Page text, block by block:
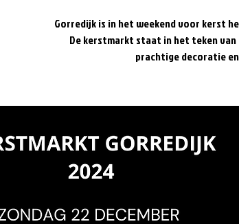
Gorredijk is in het weekend voor kerst
De kerstmarkt staat in het teken
prachtige decoratie